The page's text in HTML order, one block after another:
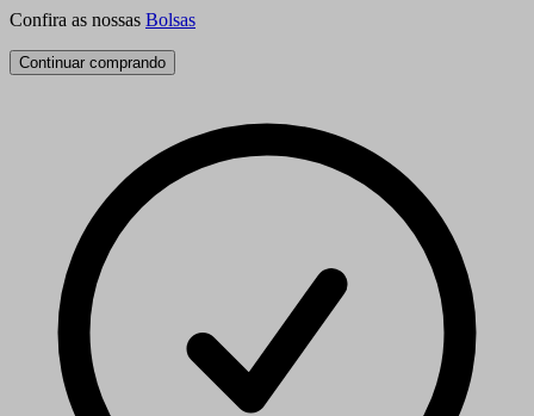
Confira as nossas Bolsas
Continuar comprando